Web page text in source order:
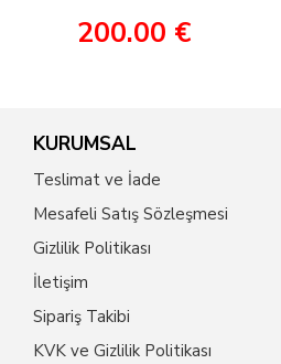
200.00 €
KURUMSAL
Teslimat ve İade
Mesafeli Satış Sözleşmesi
Gizlilik Politikası
İletişim
Sipariş Takibi
KVK ve Gizlilik Politikası